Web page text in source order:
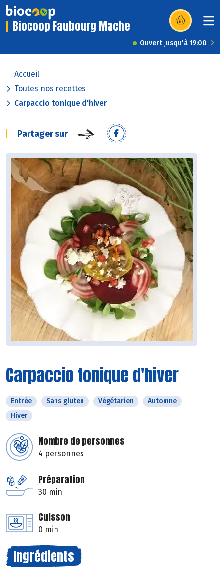
Biocoop Faubourg Mache (s’ouvre dans
Ouvert jusqu'à 19:00
Accueil
Toutes nos recettes
Carpaccio tonique d'hiver
Partager sur
Carpaccio tonique d'hiver
Entrée Sans gluten Végétarien
Automne
Hiver
Nombre de personnes
4 personnes
Préparation
30 min
Cuisson
0 min
Ingrédients